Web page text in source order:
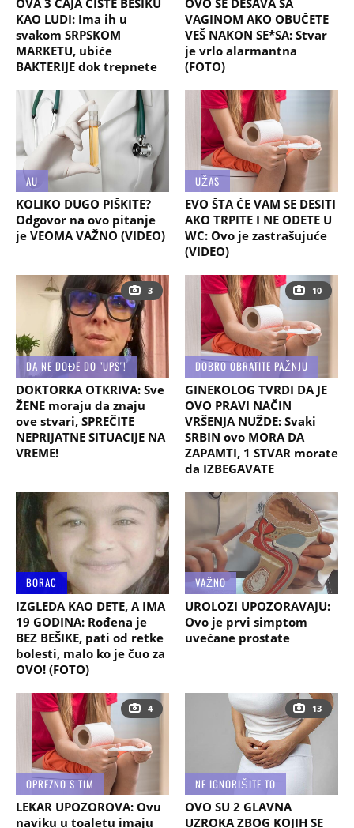
KAO LUDI: Ima ih u
svakom SRPSKOM
MARKETU, ubiće
BAKTERIJE dok trepnete
VAGINOM AKO OBUČETE
VEŠ NAKON SE*SA: Stvar
je vrlo alarmantna
(FOTO)
AU
KOLIKO DUGO PIŠKITE?
Odgovor na ovo pitanje
je VEOMA VAŽNO (VIDEO)
UŽAS
EVO ŠTA ĆE VAM SE DESITI
AKO TRPITE I NE ODETE U
WC: Ovo je zastrašujuće
(VIDEO)
3
DA NE DOĐE DO "UPS"!
DOKTORKA OTKRIVA: Sve
ŽENE moraju da znaju
ove stvari, SPREČITE
NEPRIJATNE SITUACIJE NA
VREME!
10
DOBRO OBRATITE PAŽNJU
GINEKOLOG TVRDI DA JE
OVO PRAVI NAČIN
VRŠENJA NUŽDE: Svaki
SRBIN ovo MORA DA
ZAPAMTI, 1 STVAR morate
da IZBEGAVATE
BORAC
IZGLEDA KAO DETE, A IMA
19 GODINA: Rođena je
BEZ BEŠIKE, pati od retke
bolesti, malo ko je čuo za
OVO! (FOTO)
VAŽNO
UROLOZI UPOZORAVAJU:
Ovo je prvi simptom
uvećane prostate
4
OPREZNO S TIM
LEKAR UPOZOROVA: Ovu
naviku u toaletu imaju
13
NE IGNORIŠITE TO
OVO SU 2 GLAVNA
UZROKA ZBOG KOJIH SE